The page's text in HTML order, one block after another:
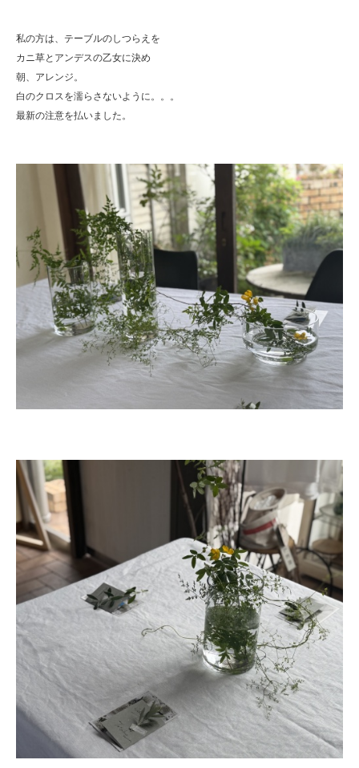
私の方は、テーブルのしつらえを
カニ草とアンデスの乙女に決め
朝、アレンジ。
白のクロスを濡らさないように。。。
最新の注意を払いました。